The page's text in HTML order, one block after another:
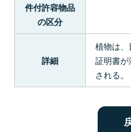
件付許容物品
の区分
詳細
植物は
証明書
される。